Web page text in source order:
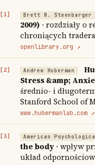
Brett N. Steenbarger
2009) · rozdziały o
chroniących
openlibrary.org ↗
Andrew Huberman
Stress &amp;
średnio- i
Stanford School of
www.hubermanlab.com ↗
American
the body · wpływ
układ